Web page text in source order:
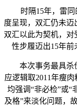
时隔15年，雷同
度呈现，双汇仍未迈
双汇以此为契机，
性步履迈出15年前
本次事务最具杀伤
应逻辑取2011年瘦肉
均强调“非必检”或“
及格”来淡化问题，